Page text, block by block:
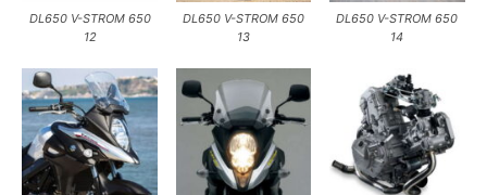
DL650 V-STROM 650
12
DL650 V-STROM 650
13
DL650 V-STROM 650
14